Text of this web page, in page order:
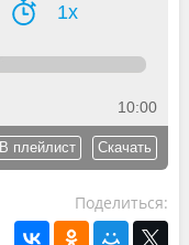
1x
10:00
В плейлист Скачать
Поделиться: